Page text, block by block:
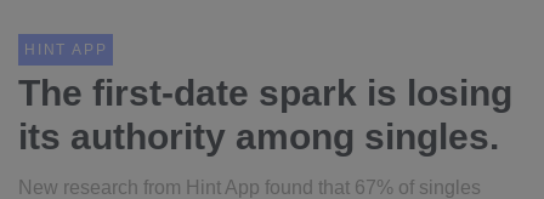
HINT APP
The first-date spark is losing
its authority among singles.
New research from Hint App found that 67% of singles